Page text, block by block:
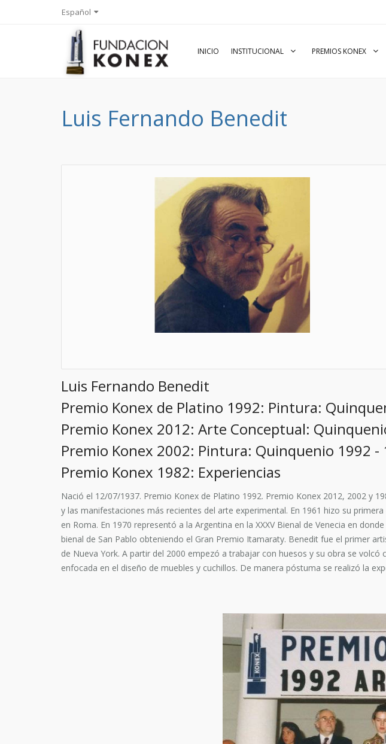
Español
INICIO INSTITUCIONAL PREMIOS KONEX
Luis Fernando Benedit
Luis Fernando Benedit
Premio Konex de Platino 1992: Pintura:
Premio Konex 2012: Arte Conceptual:
Premio Konex 2002: Pintura: Quinquenio 1992 -
Premio Konex 1982: Experiencias
Nació el 12/07/1937. Premio Konex de Platino 1992. Premio Konex 2012, 2002 y
y las manifestaciones más recientes del arte experimental. En 1961 hizo su
en Roma. En 1970 representó a la Argentina en la XXXV Bienal de Venecia en
bienal de San Pablo obteniendo el Gran Premio Itamaraty. Benedit fue el primer
de Nueva York. A partir del 2000 empezó a trabajar con huesos y su obra se
enfocada en el diseño de muebles y cuchillos. De manera póstuma se realizó la